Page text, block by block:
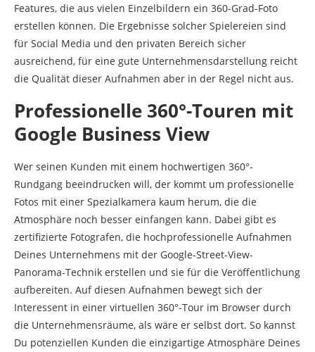
Features, die aus vielen Einzelbildern ein 360-Grad-Foto
erstellen können. Die Ergebnisse solcher Spielereien sind
für Social Media und den privaten Bereich sicher
ausreichend, für eine gute Unternehmensdarstellung reicht
die Qualität dieser Aufnahmen aber in der Regel nicht aus.
Professionelle 360°-Touren mit
Google Business View
Wer seinen Kunden mit einem hochwertigen 360°-
Rundgang beeindrucken will, der kommt um professionelle
Fotos mit einer Spezialkamera kaum herum, die die
Atmosphäre noch besser einfangen kann. Dabei gibt es
zertifizierte Fotografen, die hochprofessionelle Aufnahmen
Deines Unternehmens mit der Google-Street-View-
Panorama-Technik erstellen und sie für die Veröffentlichung
aufbereiten. Auf diesen Aufnahmen bewegt sich der
Interessent in einer virtuellen 360°-Tour im Browser durch
die Unternehmensräume, als wäre er selbst dort. So kannst
Du potenziellen Kunden die einzigartige Atmosphäre Deines